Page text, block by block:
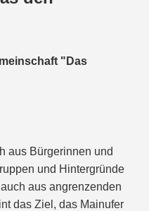
"Das
aus Bürgerinnen und
und Hintergründe
aus angrenzenden
das Ziel, das Mainufer